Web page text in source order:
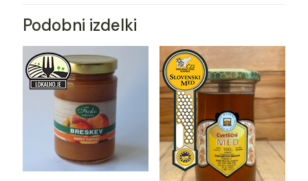
Podobni izdelki